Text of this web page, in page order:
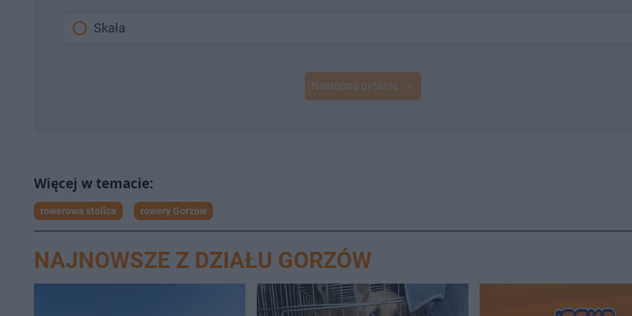
Skała
Następne pytanie
rowerowa stolica rowery Gorzów
NAJNOWSZE Z DZIAŁU GORZÓW